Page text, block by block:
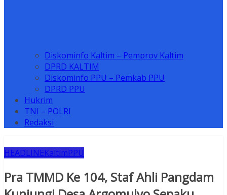
Diskominfo Kaltim – Pemprov Kaltim
DPRD KALTIM
Diskominfo PPU – Pemkab PPU
DPRD PPU
Hukrim
TNI – POLRI
Redaksi
HEADLINEKaltimPPU
Pra TMMD Ke 104, Staf Ahli Pangdam